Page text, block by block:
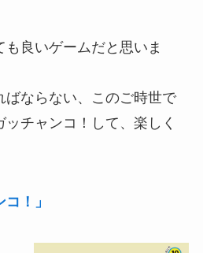
良いゲームだと思いま
ばならない、このご時世で
チャンコ！して、楽しく
！」